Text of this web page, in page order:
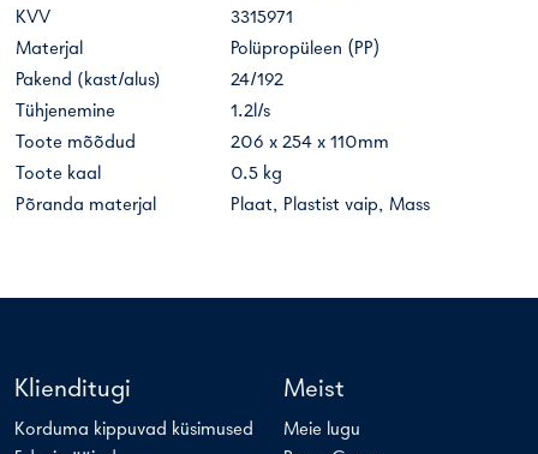
KVV
3315971
Materjal
Polüpropüleen (PP)
Pakend (kast/alus)
24/192
Tühjenemine
1.2l/s
Toote mõõdud
206 x 254 x 110mm
Toote kaal
0.5 kg
Põranda materjal
Plaat, Plastist vaip, Mass
Klienditugi
Korduma kippuvad küsimused
Meist
Meie lugu